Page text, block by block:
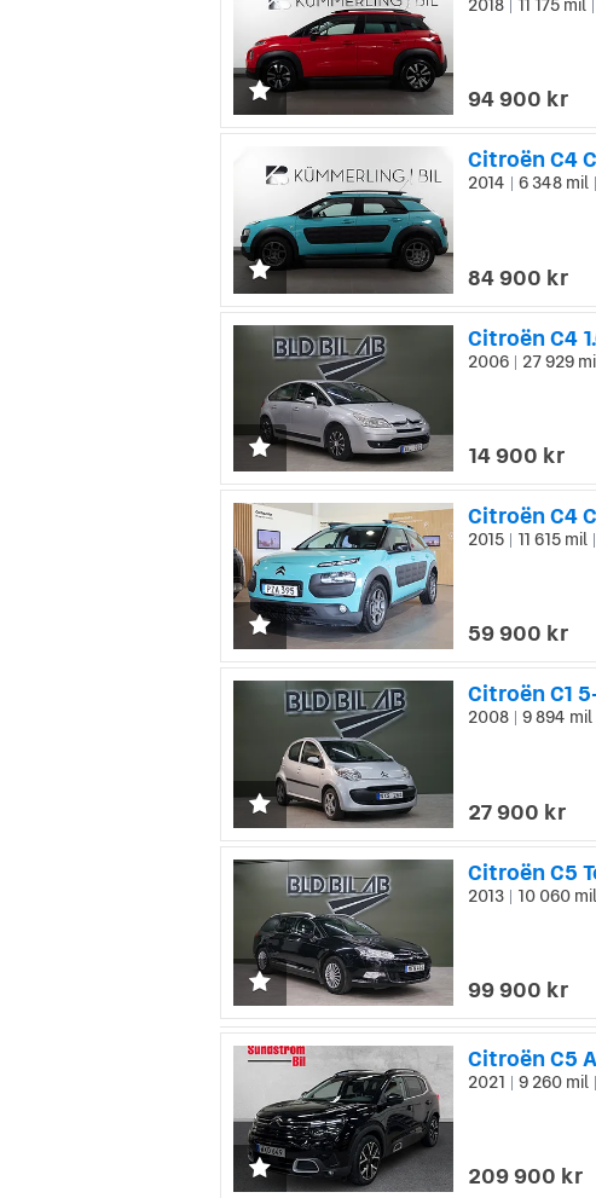
2018 11 175 mil
94 900 kr
Citroën C4
2014 6 348 mil
84 900 kr
Citroën C4
2006 27 929
14 900 kr
Citroën C4
2015 11 615 mil
59 900 kr
Citroën C1
2008 9 894 mil
27 900 kr
Citroën C5
2013 10 060 mil
99 900 kr
Citroën C5
2021 9 260 mil
209 900 kr